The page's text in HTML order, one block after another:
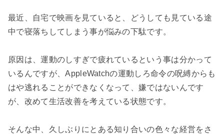
最近、自宅で映画を見ていると、どうしても見ている途
中で寝落ちしてしまう事が悩みの下駄です。
原因は、運動のしすぎで疲れているという事は分かって
いるんですが、AppleWatchの運動しろ命令の呪縛からも
はや逃れることができなくなって、嫌ではないんです
が、改めて生活改善を考えている状態です。
そんな中、久しぶりにとある知り合いの色々な経営をさ